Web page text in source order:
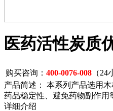
医药活性炭质
购买咨询： 400-0076-008 （24
产品简述： 本系列产品选用
药品稳定性、避免药物副作用
详细介绍